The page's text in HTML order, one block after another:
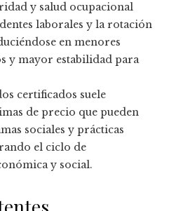
y salud ocupacional
laborales y la rotación
en menores
y mayor estabilidad para
certificados suele
de precio que pueden
sociales y prácticas
el ciclo de
y social.